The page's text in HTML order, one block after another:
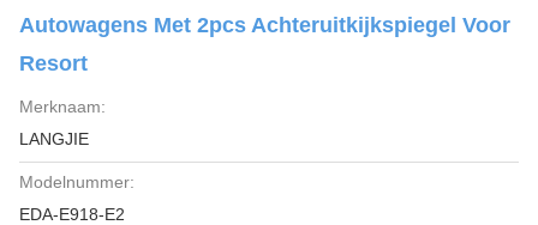
Autowagens Met 2pcs Achteruitkijkspiegel Voor
Resort
Merknaam:
LANGJIE
Modelnummer:
EDA-E918-E2